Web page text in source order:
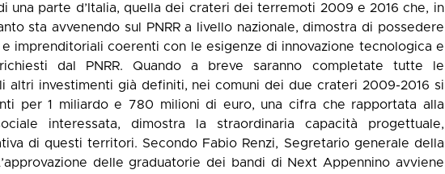
una parte d’Italia, quella dei crateri dei terremoti 2009 e 2016 che, in
sta avvenendo sul PNRR a livello nazionale, dimostra di possedere
imprenditoriali coerenti con le esigenze di innovazione tecnologica e
dal PNRR. Quando a breve saranno completate tutte le
altri investimenti già definiti, nei comuni dei due crateri 2009-2016 si
per 1 miliardo e 780 milioni di euro, una cifra che rapportata alla
interessata, dimostra la straordinaria capacità progettuale,
di questi territori. Secondo Fabio Renzi, Segretario generale della
delle graduatorie dei bandi di Next Appennino avviene